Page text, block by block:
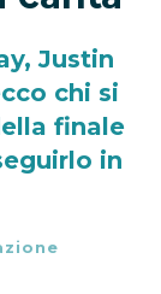
Justin
chi si
finale
in